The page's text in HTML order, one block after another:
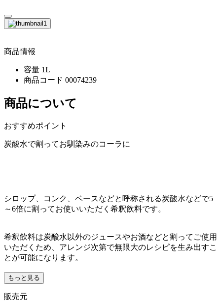
商品情報
容量 1L
商品コード 00074239
商品について
おすすめポイント
炭酸水で割ってお馴染みのコーラに
シロップ、コンク、ベースなどと呼称される炭酸水などで5
～6倍に割ってお使いいただく希釈飲料です。
希釈飲料は炭酸水以外のジュースやお酒などと割ってご使用
いただくため、アレンジ次第で無限大のレシピを生み出すこ
とが可能になります。
もっと見る
販売元